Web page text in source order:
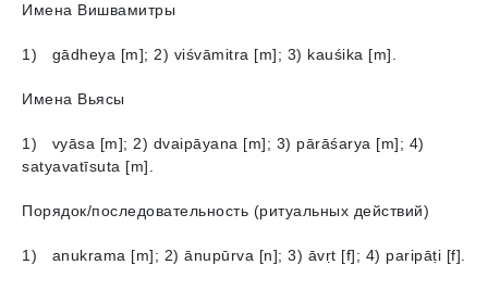
Имена Вишвамитры
1) gādheyа [m]; 2) viśvāmitra [m]; 3) kauśika [m].
Имена Вьясы
1) vyāsа [m]; 2) dvaipāyana [m]; 3) pārāśarya [m]; 4)
satyavatīsuta [m].
Порядок/последовательность (ритуальных действий)
1) anukrama [m]; 2) ānupūrva [n]; 3) āvṛt [f]; 4) paripāṭi [f].